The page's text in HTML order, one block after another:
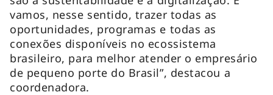
vamos, nesse sentido, trazer todas as
oportunidades, programas e todas as
conexões disponíveis no ecossistema
brasileiro, para melhor atender o empresário
de pequeno porte do Brasil”, destacou a
coordenadora.